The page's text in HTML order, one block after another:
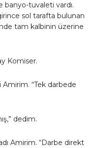
banyo-tuvaleti vardı.
sol tarafta bulunan
tam kalbinin üzerine
Komiser.
“Tek darbede
dedim.
Amirim. “Darbe direkt